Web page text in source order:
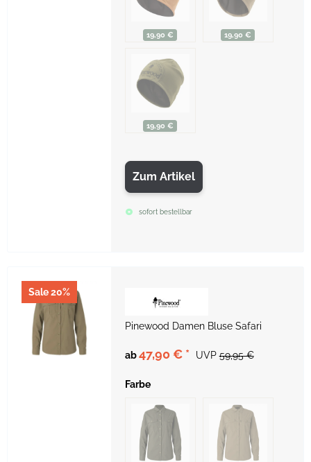
19,90 € 19,90 €
19,90 €
Zum Artikel
sofort bestellbar
Sale 20%
Pinewood Damen Bluse Safari
ab47,90 € * UVP 59,95 €
Farbe